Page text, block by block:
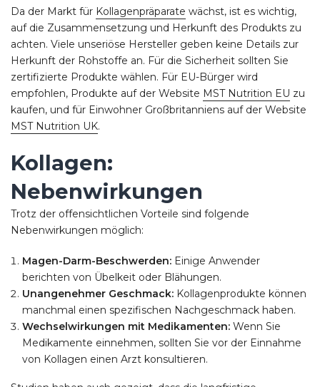
Da der Markt für Kollagenpräparate wächst, ist es wichtig,
auf die Zusammensetzung und Herkunft des Produkts zu
achten. Viele unseriöse Hersteller geben keine Details zur
Herkunft der Rohstoffe an. Für die Sicherheit sollten Sie
zertifizierte Produkte wählen. Für EU-Bürger wird
empfohlen, Produkte auf der Website MST Nutrition EU zu
kaufen, und für Einwohner Großbritanniens auf der Website
MST Nutrition UK.
Kollagen:
Nebenwirkungen
Trotz der offensichtlichen Vorteile sind folgende
Nebenwirkungen möglich:
Magen-Darm-Beschwerden: Einige Anwender
berichten von Übelkeit oder Blähungen.
Unangenehmer Geschmack: Kollagenprodukte können
manchmal einen spezifischen Nachgeschmack haben.
Wechselwirkungen mit Medikamenten: Wenn Sie
Medikamente einnehmen, sollten Sie vor der Einnahme
von Kollagen einen Arzt konsultieren.